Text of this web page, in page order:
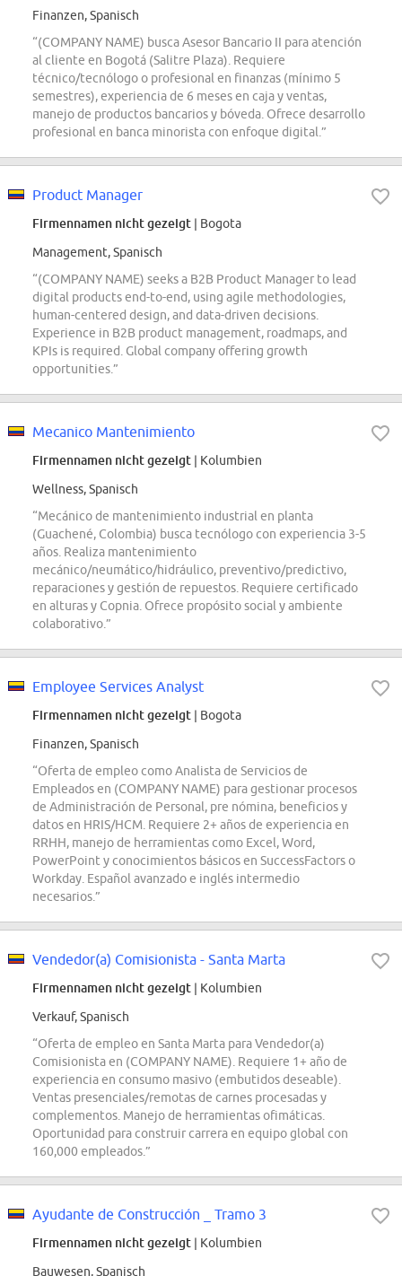
Finanzen, Spanisch
“(COMPANY NAME) busca Asesor Bancario II para atención
al cliente en Bogotá (Salitre Plaza). Requiere
técnico/tecnólogo o profesional en finanzas (mínimo 5
semestres), experiencia de 6 meses en caja y ventas,
manejo de productos bancarios y bóveda. Ofrece desarrollo
profesional en banca minorista con enfoque digital.”
Product Manager
Firmennamen nicht gezeigt | Bogota
Management, Spanisch
“(COMPANY NAME) seeks a B2B Product Manager to lead
digital products end-to-end, using agile methodologies,
human-centered design, and data-driven decisions.
Experience in B2B product management, roadmaps, and
KPIs is required. Global company offering growth
opportunities.”
Mecanico Mantenimiento
Firmennamen nicht gezeigt | Kolumbien
Wellness, Spanisch
“Mecánico de mantenimiento industrial en planta
(Guachené, Colombia) busca tecnólogo con experiencia 3-5
años. Realiza mantenimiento
mecánico/neumático/hidráulico, preventivo/predictivo,
reparaciones y gestión de repuestos. Requiere certificado
en alturas y Copnia. Ofrece propósito social y ambiente
colaborativo.”
Employee Services Analyst
Firmennamen nicht gezeigt | Bogota
Finanzen, Spanisch
“Oferta de empleo como Analista de Servicios de
Empleados en (COMPANY NAME) para gestionar procesos
de Administración de Personal, pre nómina, beneficios y
datos en HRIS/HCM. Requiere 2+ años de experiencia en
RRHH, manejo de herramientas como Excel, Word,
PowerPoint y conocimientos básicos en SuccessFactors o
Workday. Español avanzado e inglés intermedio
necesarios.”
Vendedor(a) Comisionista - Santa Marta
Firmennamen nicht gezeigt | Kolumbien
Verkauf, Spanisch
“Oferta de empleo en Santa Marta para Vendedor(a)
Comisionista en (COMPANY NAME). Requiere 1+ año de
experiencia en consumo masivo (embutidos deseable).
Ventas presenciales/remotas de carnes procesadas y
complementos. Manejo de herramientas ofimáticas.
Oportunidad para construir carrera en equipo global con
160,000 empleados.”
Ayudante de Construcción _ Tramo 3
Firmennamen nicht gezeigt | Kolumbien
Bauwesen, Spanisch